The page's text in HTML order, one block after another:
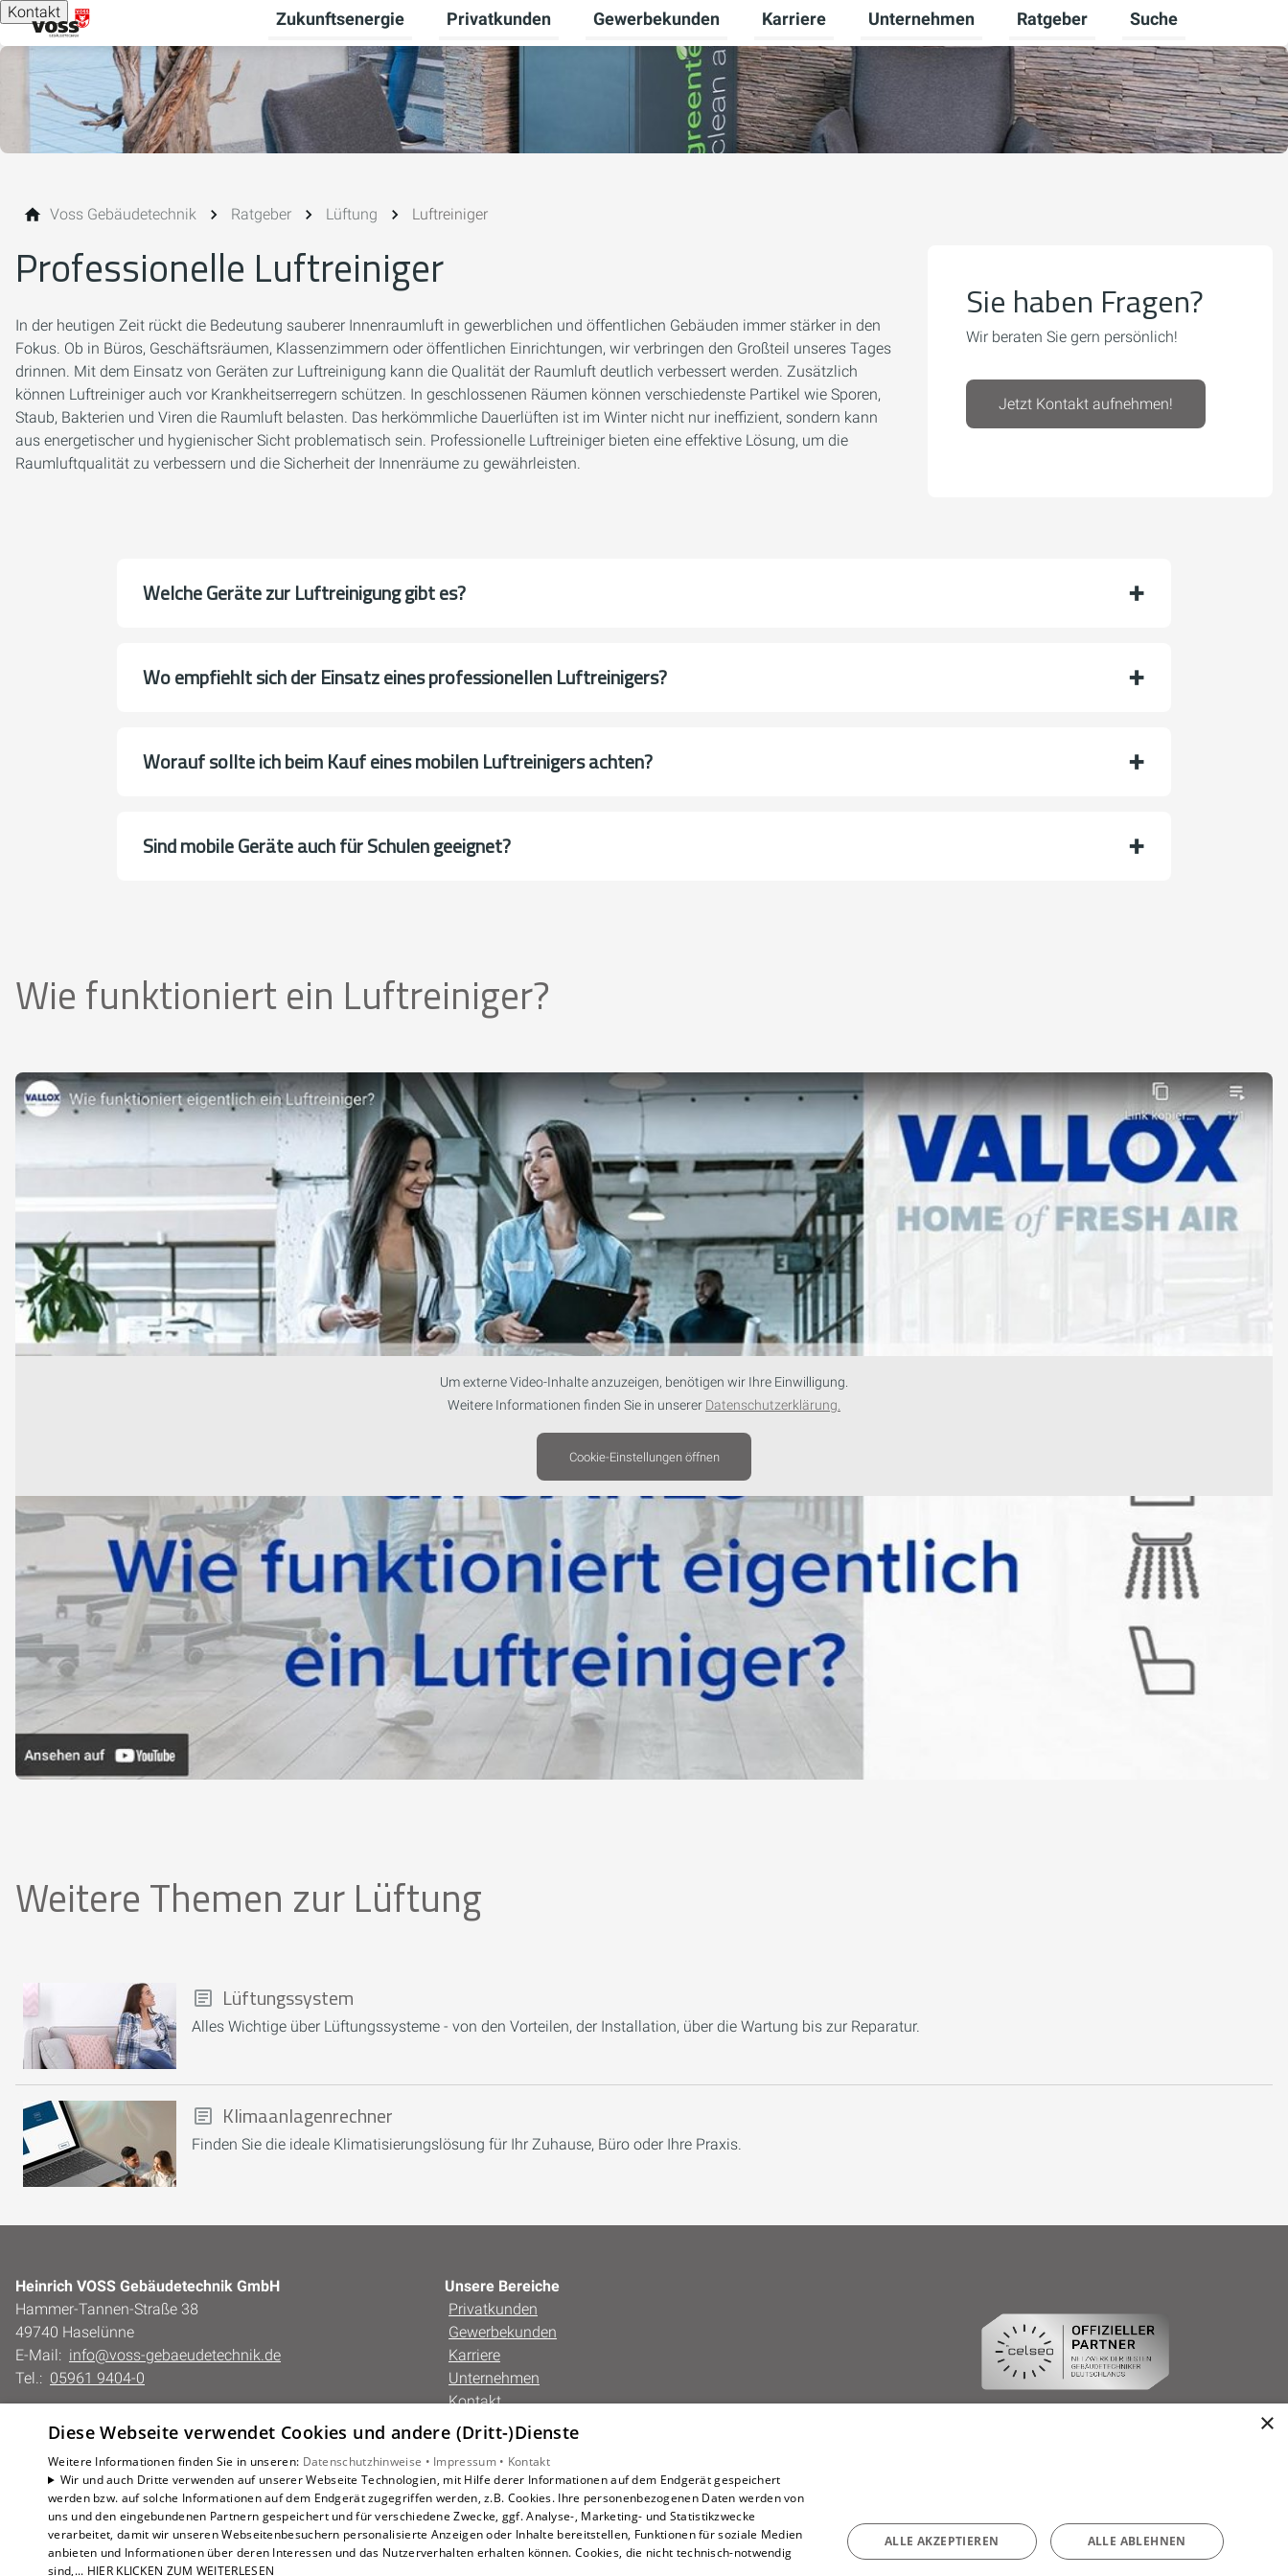
Kontakt Zukunftsenergie
Untermenü für Zukunftsenergie umschalten
Privatkunden
Untermenü für Privatkunden umschalten
Gewerbekunden
Untermenü für Gewerbekunden umschalten
Karriere
Untermenü für Karriere umschalten
Unternehmen
Untermenü für Unternehmen
Ratgeber
Untermenü für
Suche
Voss Gebäudetechnik Ratgeber Lüftung Luftreiniger
Professionelle Luftreiniger
In der heutigen Zeit rückt die Bedeutung sauberer Innenraumluft in gewerblichen und öffentlichen Gebäuden immer stärker in den
Fokus. Ob in Büros, Geschäftsräumen, Klassenzimmern oder öffentlichen Einrichtungen, wir verbringen den Großteil unseres Tages
drinnen. Mit dem Einsatz von Geräten zur Luftreinigung kann die Qualität der Raumluft deutlich verbessert werden. Zusätzlich
können Luftreiniger auch vor Krankheitserregern schützen. In geschlossenen Räumen können verschiedenste Partikel wie Sporen,
Staub, Bakterien und Viren die Raumluft belasten. Das herkömmliche Dauerlüften ist im Winter nicht nur ineffizient, sondern kann
aus energetischer und hygienischer Sicht problematisch sein. Professionelle Luftreiniger bieten eine effektive Lösung, um die
Raumluftqualität zu verbessern und die Sicherheit der Innenräume zu gewährleisten.
Sie haben Fragen?
Wir beraten Sie gern persönlich!
Jetzt Kontakt aufnehmen!
Welche Geräte zur Luftreinigung gibt es?
Wo empfiehlt sich der Einsatz eines professionellen Luftreinigers?
Worauf sollte ich beim Kauf eines mobilen Luftreinigers achten?
Sind mobile Geräte auch für Schulen geeignet?
Wie funktioniert ein Luftreiniger?
Um externe Video-Inhalte anzuzeigen, benötigen wir Ihre Einwilligung.
Weitere Informationen finden Sie in unserer Datenschutzerklärung.
Cookie-Einstellungen öffnen
Weitere Themen zur Lüftung
Lüftungssystem
Alles Wichtige über Lüftungssysteme - von den Vorteilen, der Installation, über die Wartung bis zur Reparatur.
Klimaanlagenrechner
Finden Sie die ideale Klimatisierungslösung für Ihr Zuhause, Büro oder Ihre Praxis.
Heinrich VOSS Gebäudetechnik GmbH
Hammer-Tannen-Straße 38
49740 Haselünne
E-Mail: info@voss-gebaeudetechnik.de
Tel.: 05961 9404-0
Barrierefreiheitserklärung
Datenschutzerklärung
AGB
Unsere Bereiche
Privatkunden
Gewerbekunden
Karriere
Unternehmen
Kontakt
×
Diese Webseite verwendet Cookies und andere (Dritt-)Dienste
Weitere Informationen finden Sie in unseren: Datenschutzhinweise • Impressum • Kontakt
Wir und auch Dritte verwenden auf unserer Webseite Technologien, mit Hilfe derer Informationen auf dem Endgerät gespeichert
werden bzw. auf solche Informationen auf dem Endgerät zugegriffen werden, z.B. Cookies. Ihre personenbezogenen Daten werden von
uns und den eingebundenen Partnern gespeichert und für verschiedene Zwecke, ggf. Analyse-, Marketing- und Statistikzwecke
verarbeitet, damit wir unseren Webseitenbesuchern personalisierte Anzeigen oder Inhalte bereitstellen, Funktionen für soziale Medien
anbieten und Informationen über deren Interessen und das Nutzerverhalten erhalten können. Cookies, die nicht technisch-notwendig
sind,... HIER KLICKEN ZUM WEITERLESEN
ALLE AKZEPTIEREN ALLE ABLEHNEN